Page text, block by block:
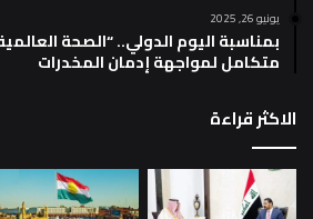
يونيو 26, 2025
بمناسبة اليوم الدولي.. “الصحة
متكامل لمواجهة إدمان المخدرات
الاكثر قراءة